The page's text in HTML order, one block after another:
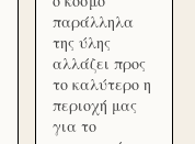
παράλληλα
της ύλης
αλλάζει προς
το καλύτερο η
περιοχή μας
για το